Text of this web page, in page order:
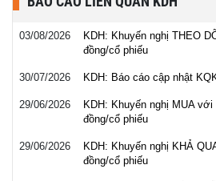
03/08/2026
KDH: Khuyến nghị THEO
đồng/cổ phiếu
30/07/2026 KDH: Báo cáo cập nhật
29/06/2026
KDH: Khuyến nghị MUA
đồng/cổ phiếu
29/06/2026
KDH: Khuyến nghị KHẢ
đồng/cổ phiếu